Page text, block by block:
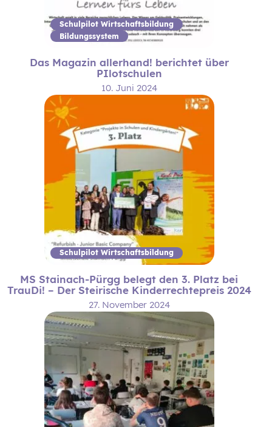
Schulpilot Wirtschaftsbildung
Bildungssystem
Das Magazin allerhand! berichtet über
PIlotschulen
10. Juni 2024
Schulpilot Wirtschaftsbildung
MS Stainach-Pürgg belegt den 3. Platz bei
TrauDi! – Der Steirische Kinderrechtepreis 2024
27. November 2024